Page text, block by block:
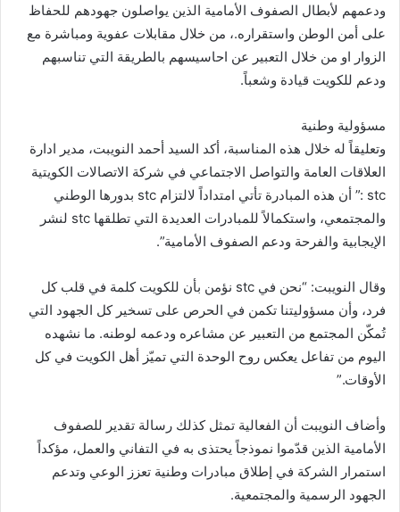
ودعمهم لأبطال الصفوف الأمامية الذين يواصلون جهودهم للحفاظ
على أمن الوطن واستقراره.، من خلال مقابلات عفوية ومباشرة مع
الزوار او من خلال التعبير عن احاسيسهم بالطريقة التي تناسبهم
ودعم للكويت قيادة وشعباً.
مسؤولية وطنية
وتعليقاً له خلال هذه المناسبة، أكد السيد أحمد النويبت، مدير ادارة
العلاقات العامة والتواصل الاجتماعي في شركة الاتصالات الكويتية
stc :” أن هذه المبادرة تأتي امتداداً لالتزام stc بدورها الوطني
والمجتمعي، واستكمالاً للمبادرات العديدة التي تطلقها stc لنشر
الإيجابية والفرحة ودعم الصفوف الأمامية”.
وقال النويبت: “نحن في stc نؤمن بأن للكويت كلمة في قلب كل
فرد، وأن مسؤوليتنا تكمن في الحرص على تسخير كل الجهود التي
تُمكّن المجتمع من التعبير عن مشاعره ودعمه لوطنه. ما نشهده
اليوم من تفاعل يعكس روح الوحدة التي تميّز أهل الكويت في كل
الأوقات.”
وأضاف النويبت أن الفعالية تمثل كذلك رسالة تقدير للصفوف
الأمامية الذين قدّموا نموذجاً يحتذى به في التفاني والعمل، مؤكداً
استمرار الشركة في إطلاق مبادرات وطنية تعزز الوعي وتدعم
الجهود الرسمية والمجتمعية.